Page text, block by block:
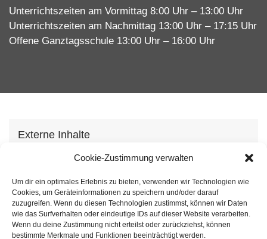
Cookie-Zustimmung verwalten
Um dir ein optimales Erlebnis zu bieten, verwenden wir Technologien wie
Cookies, um Geräteinformationen zu speichern und/oder darauf
zuzugreifen. Wenn du diesen Technologien zustimmst, können wir Daten
wie das Surfverhalten oder eindeutige IDs auf dieser Website verarbeiten.
Wenn du deine Zustimmung nicht erteilst oder zurückziehst, können
bestimmte Merkmale und Funktionen beeinträchtigt werden.
Unterrichtszeiten am Vormittag 8:00 Uhr – 13:00 Uhr
Unterrichtszeiten am Nachmittag 13:00 Uhr – 17:15 Uhr
Offene Ganztagsschule 13:00 Uhr – 16:00 Uhr
Externe Inhalte
Wir verwenden auf unserer Webseite externe
anzubieten. Mit dem laden der Inhalte stimmen Sie
unsererDatenschutzvereinbarungzu.
Inhalt laden